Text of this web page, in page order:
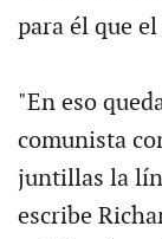
para él que
"En eso
comunista
juntillas la
escribe